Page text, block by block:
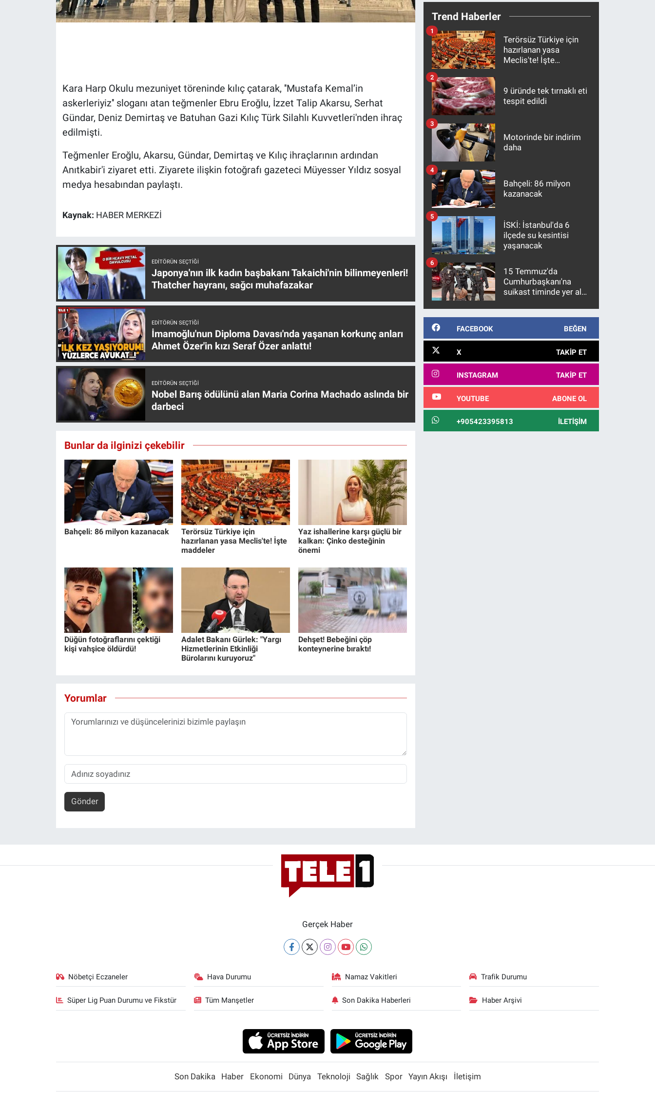
Kara Harp Okulu mezuniyet töreninde kılıç çatarak, ''Mustafa Kemal’in
askerleriyiz'' sloganı atan teğmenler Ebru Eroğlu, İzzet Talip Akarsu, Serhat
Gündar, Deniz Demirtaş ve Batuhan Gazi Kılıç Türk Silahlı Kuvvetleri'nden ihraç
edilmişti.
Teğmenler Eroğlu, Akarsu, Gündar, Demirtaş ve Kılıç ihraçlarının ardından
Anıtkabir'i ziyaret etti. Ziyarete ilişkin fotoğrafı gazeteci Müyesser Yıldız sosyal
medya hesabından paylaştı.
Kaynak: HABER MERKEZİ
EDITÖRÜN SEÇTIĞI
Japonya'nın ilk kadın başbakanı Takaichi'nin bilinmeyenleri!
Thatcher hayranı, sağcı muhafazakar
EDITÖRÜN SEÇTIĞI
İmamoğlu'nun Diploma Davası'nda yaşanan korkunç anları
Ahmet Özer'in kızı Seraf Özer anlattı!
EDITÖRÜN SEÇTIĞI
Nobel Barış ödülünü alan Maria Corina Machado aslında bir
darbeci
Bunlar da ilginizi çekebilir
Bahçeli: 86 milyon kazanacak
Terörsüz Türkiye için
hazırlanan yasa Meclis'te! İşte
maddeler
Yaz ishallerine karşı güçlü bir
kalkan: Çinko desteğinin
önemi
Düğün fotoğraflarını çektiği
kişi vahşice öldürdü!
Adalet Bakanı Gürlek: "Yargı
Hizmetlerinin Etkinliği
Bürolarını kuruyoruz"
Dehşet! Bebeğini çöp
konteynerine bıraktı!
Yorumlar
Gönder
Trend Haberler
Terörsüz Türkiye için
hazırlanan yasa
Meclis'te! İşte
1
9 üründe tek tırnaklı eti
tespit edildi
2
Motorinde bir indirim
daha
3
Bahçeli: 86 milyon
kazanacak
4
İSKİ: İstanbul'da 6
ilçede su kesintisi
yaşanacak
5
15 Temmuz'da
Cumhurbaşkanı'na
suikast timinde yer alan
10 yıl sonra yakalandı
6
FACEBOOK BEĞEN
X TAKIP ET
INSTAGRAM TAKIP ET
YOUTUBE ABONE OL
+905423395813 İLETIŞIM
Gerçek Haber
Nöbetçi Eczaneler Hava Durumu Namaz Vakitleri Trafik Durumu
Süper Lig Puan Durumu ve Fikstür Tüm Manşetler Son Dakika Haberleri Haber Arşivi
Son Dakika Haber Ekonomi Dünya Teknoloji Sağlık Spor Yayın Akışı İletişim
Gündem Özel
Kültür Sanat
Popüler
Programlar
Teknoloji
Türkiye'nin Geleceği
Türkiye'nin Gündemi
Yerel Gündem
Yerel Yaşam
Canlı Yayın